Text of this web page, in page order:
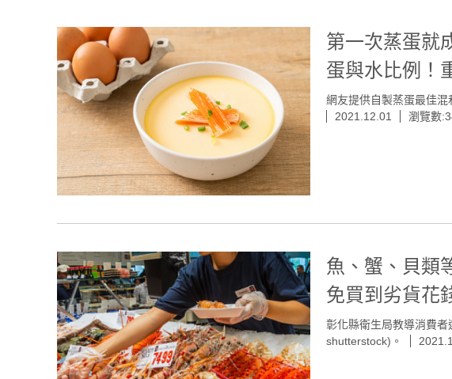
第一次蒸蛋就
蛋與水比例！
網友提供自製蒸蛋最佳混
2021.12.01
瀏覽數
魚、蟹、貝類
免買到劣貨花
彰化縣衛生局教導消費
shutterstock)。